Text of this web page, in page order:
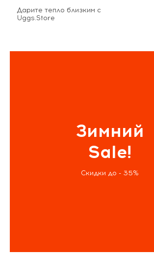
Дарите тепло близким с
Uggs.Store
Зимний
Sale!
Скидки до - 35%